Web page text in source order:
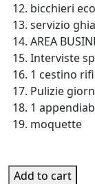
bicchieri
servizio
AREA
Interviste
1 cestino
Pulizie
1
moquette
PL-2F-07 quantity
Add to cart